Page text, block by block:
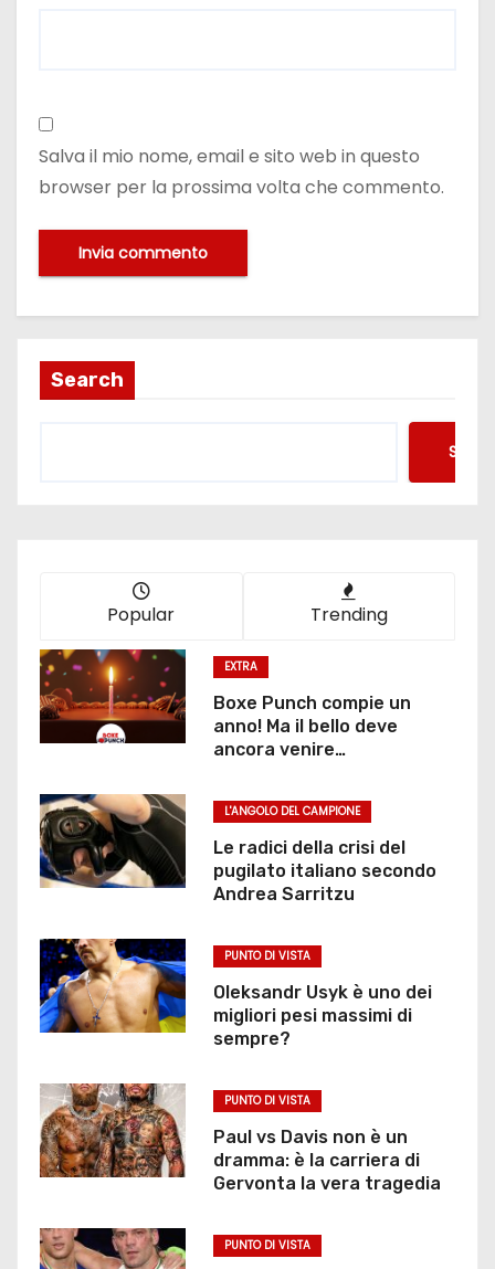
Salva il mio nome, email e sito web in questo
browser per la prossima volta che commento.
Search
Popular Trending
EXTRA
Boxe Punch compie un
anno! Ma il bello deve
ancora venire…
L'ANGOLO DEL CAMPIONE
Le radici della crisi del
pugilato italiano secondo
Andrea Sarritzu
PUNTO DI VISTA
Oleksandr Usyk è uno dei
migliori pesi massimi di
sempre?
PUNTO DI VISTA
Paul vs Davis non è un
dramma: è la carriera di
Gervonta la vera tragedia
PUNTO DI VISTA